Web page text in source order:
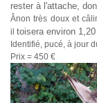
rester à l'attache,
Ânon très doux et
il toisera environ
Identifié, pucé, à jour
Prix = 450 €